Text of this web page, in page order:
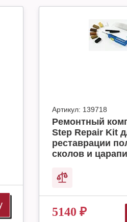
Артикул: 139718
Ремонтный
Step Repair Kit
реставрации
сколов и
5140 ₽